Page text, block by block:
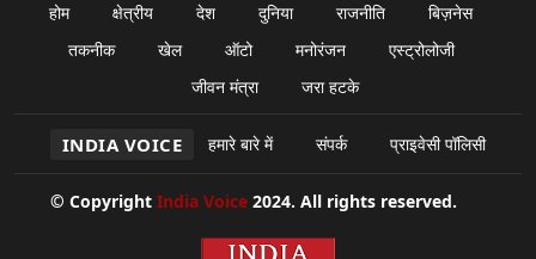
होम क्षेत्रीय देश दुनिया राजनीति
बिज़नेस
तकनीक
खेल ऑटो मनोरंजन
एस्ट्रोलोजी
जीवन मंत्रा
जरा हटके
INDIA VOICE हमारे बारे में संपर्क प्राइवेसी पॉलिसी
© Copyright India Voice 2024. All rights reserved.